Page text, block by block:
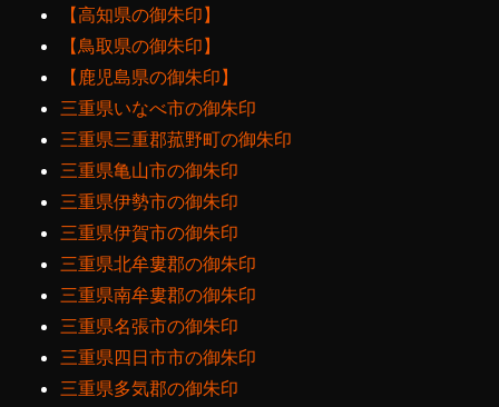
【高知県の御朱印】
【鳥取県の御朱印】
【鹿児島県の御朱印】
三重県いなべ市の御朱印
三重県三重郡菰野町の御朱印
三重県亀山市の御朱印
三重県伊勢市の御朱印
三重県伊賀市の御朱印
三重県北牟婁郡の御朱印
三重県南牟婁郡の御朱印
三重県名張市の御朱印
三重県四日市市の御朱印
三重県多気郡の御朱印